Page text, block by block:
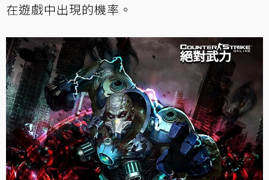
在遊戲中出現的機率。